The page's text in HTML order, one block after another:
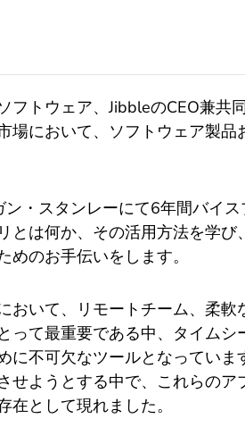
フトウェア、JibbleのCEO兼共
場において、ソフトウェア製品
・スタンレーにて6年間バイ
とは何か、その活用方法を学び
のお手伝いをします。
おいて、リモートチーム、柔軟
って最重要である中、タイムシ
に不可欠なツールとなっていま
せようとする中で、これらのア
として現れました。